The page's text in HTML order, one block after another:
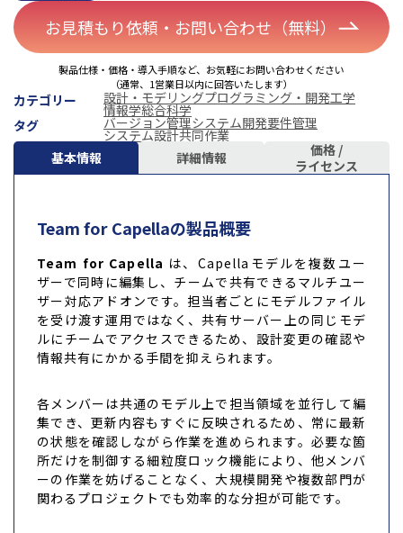
お見積もり依頼・お問い合わせ（無料）
製品仕様・価格・導入手順など、お気軽にお問い合わせください
（通常、1営業日以内に回答いたします）
カテゴリー 設計・モデリングプログラミング・開発工学
情報学総合科学
タグ
バージョン管理システム開発要件管理
システム設計共同作業
基本情報
詳細情報
価格 /
ライセンス
Team for Capellaの製品概要
Team for Capella は、Capellaモデルを複数ユー
ザーで同時に編集し、チームで共有できるマルチユー
ザー対応アドオンです。担当者ごとにモデルファイル
を受け渡す運用ではなく、共有サーバー上の同じモデ
ルにチームでアクセスできるため、設計変更の確認や
情報共有にかかる手間を抑えられます。
各メンバーは共通のモデル上で担当領域を並行して編
集でき、更新内容もすぐに反映されるため、常に最新
の状態を確認しながら作業を進められます。必要な箇
所だけを制御する細粒度ロック機能により、他メンバ
ーの作業を妨げることなく、大規模開発や複数部門が
関わるプロジェクトでも効率的な分担が可能です。